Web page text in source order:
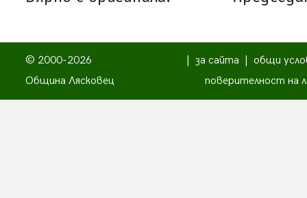
© 2000-2026
Община Лясковец
за сайта
общи
поверителност на